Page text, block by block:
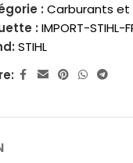
: Carburants et
: IMPORT-STIHL-
STIHL